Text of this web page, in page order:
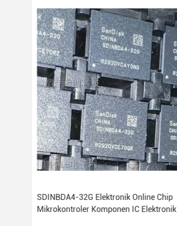
SDINBDA4-32G Elektronik Online Chip
Mikrokontroler Komponen IC Elektronik